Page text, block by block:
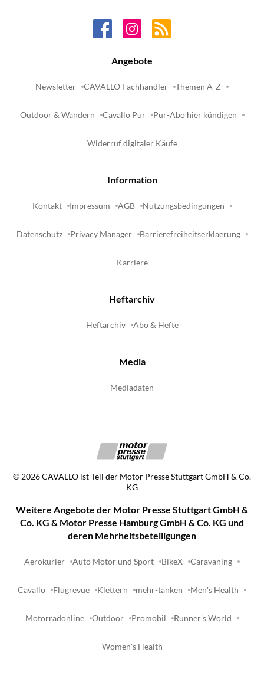
Angebote
Newsletter CAVALLO Fachhändler Themen A-Z
Outdoor & Wandern Cavallo Pur Pur-Abo hier kündigen
Widerruf digitaler Käufe
Information
Kontakt Impressum AGB Nutzungsbedingungen
Datenschutz Privacy Manager Barrierefreiheitserklaerung
Karriere
Heftarchiv
Heftarchiv Abo & Hefte
Media
Mediadaten
©2026CAVALLO ist Teil der Motor Presse Stuttgart GmbH & Co.
KG
Weitere Angebote der Motor Presse Stuttgart GmbH &
Co. KG & Motor Presse Hamburg GmbH & Co. KG und
deren Mehrheitsbeteiligungen
Aerokurier Auto Motor und Sport BikeX Caravaning
Cavallo Flugrevue Klettern mehr-tanken Men's Health
Motorradonline Outdoor Promobil Runner's World
Women's Health